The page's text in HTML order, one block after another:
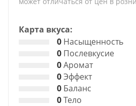
Карта вкуса:
0 Насыщенность
0 Послевкусие
0Аромат
0Эффект
0 Баланс
0Тело